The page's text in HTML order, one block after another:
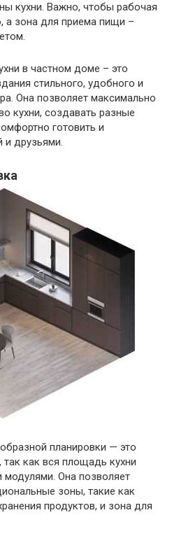
кухни. Важно, чтобы рабочая
а зона для приема пищи –
в частном доме – это
стильного, удобного и
Она позволяет максимально
кухни, создавать разные
готовить и
и друзьями.
планировки — это
как вся площадь кухни
модулями. Она позволяет
зоны, такие как
продуктов, и зона для